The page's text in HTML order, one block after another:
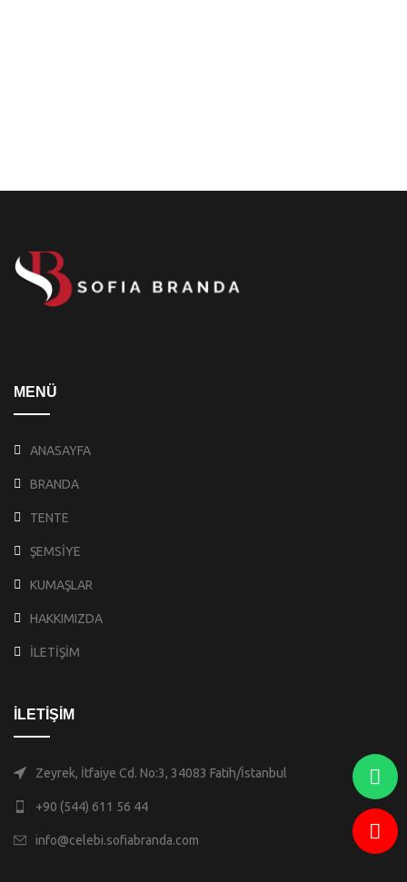
MENÜ
ANASAYFA
BRANDA
TENTE
ŞEMSİYE
KUMAŞLAR
HAKKIMIZDA
İLETİŞİM
İLETİŞİM
Zeyrek, İtfaiye Cd. No:3, 34083 Fatih/İstanbul
+90 (544) 611 56 44
info@celebi.sofiabranda.com